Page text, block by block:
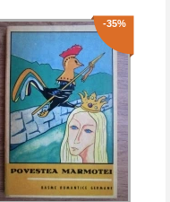
-35%